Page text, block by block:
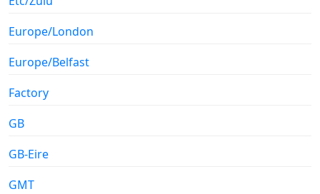
Europe/London
Europe/Belfast
Factory
GB
GB-Eire
GMT